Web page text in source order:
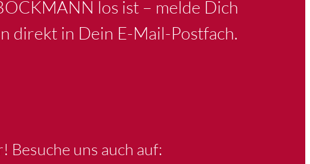
los ist – melde Dich
direkt in Dein E-Mail-Postfach.
Besuche uns auch auf: